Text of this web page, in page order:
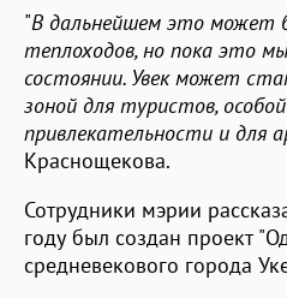
"В дальнейшем это может
теплоходов, но пока это
состоянии. Увек может
зоной для туристов,
привлекательности и для
Краснощекова.
Сотрудники мэрии
году был создан проект
средневекового города